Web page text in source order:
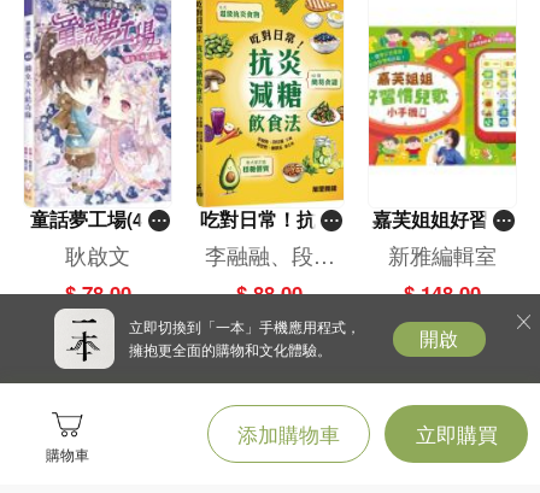
購物車
添加購物車 立即購買
童話夢工場(40)
——織女下凡結
奇緣
耿啟文
$ 78.00
吃對日常！抗炎
減糖飲食法
李融融、段佳
麗,黃梨煜、顧
$ 88.00
嘉芙姐姐好習慣
兒歌小手機
新雅編輯室
$ 148.00
立即切換到「一本」手機應用程式，
擁抱更全面的購物和文化體驗。
開啟